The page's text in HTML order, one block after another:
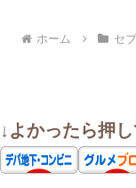
ホーム セ
↓よかったら押